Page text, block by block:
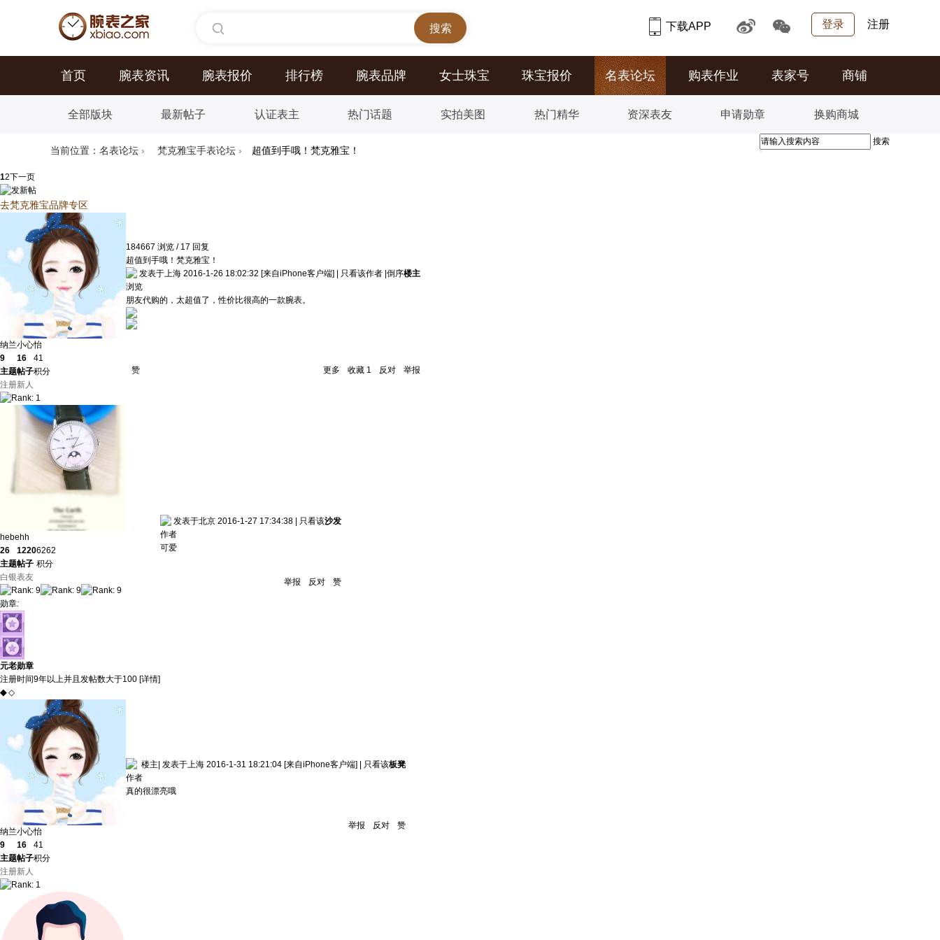
登录 注册
下载APP
首页 腕表资讯 腕表报价 排行榜 腕表品牌 女士珠宝 珠宝报价 名表论坛 购表作业 表家号 商铺
全部版块 最新帖子 认证表主 热门话题 实拍美图 热门精华 资深表友 申请勋章 换购商城
当前位置： 名表论坛 › 梵克雅宝手表论坛 › 超值到手哦！梵克雅宝！
搜索
12下一页
去梵克雅宝品牌专区
纳兰小心怡
9
主题
16
帖子
41
积分
注册新人
184667 浏览 / 17 回复
超值到手哦！梵克雅宝！
楼主
发表于上海 2016-1-26 18:02:32 [来自iPhone客户端] 只看该作者 倒序
浏览
朋友代购的，太超值了，性价比很高的一款腕表。
赞 更多 收藏 1 反对 举报
hebehh
26
主题
1220
帖子
6262
积分
白银表友
勋章:
元老勋章
注册时间9年以上并且发帖数大于100 [详情]
◆ ◇
沙发
发表于北京 2016-1-27 17:34:38
只看该
作者
可爱
举报 反对 赞
纳兰小心怡
9
主题
16
帖子
41
积分
注册新人
板凳
楼主 发表于上海 2016-1-31 18:21:04 [来自iPhone客户端]
只看该
作者
真的很漂亮哦
举报 反对 赞